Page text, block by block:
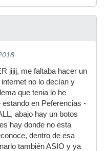
jijij, me faltaba hacer un
no lo decían y
que tenia lo he
en Peferencias -
abajo hay un botos
hay donde no esta
dentro de esa
también ASIO y ya